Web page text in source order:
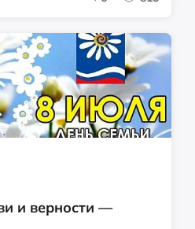
и верности —